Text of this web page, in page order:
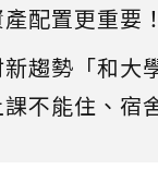
配置更重要！
趨勢「和大
不能住、宿